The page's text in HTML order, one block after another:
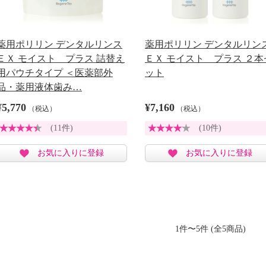
用ポリリン デンタルリンス
Ｘ モイスト プラス 詰替え
パウチタイプ ＜医薬部外
・薬用液体歯み…
（税込）
(11件)
お気に入りに登録
薬用ポリリン デンタルリン
ＥＸ モイスト プラス ２本
ット
¥7,160 （税込）
(10件)
お気に入りに登録
1件〜5件 (全5商品)